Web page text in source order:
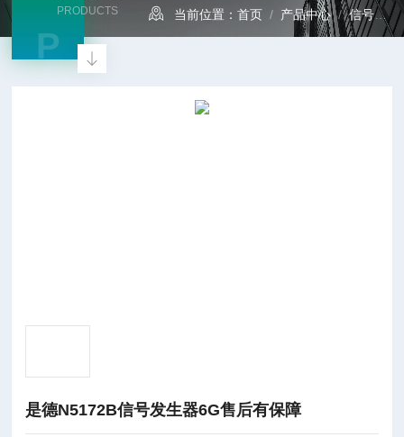
PRODUCTS
P
当前位置：首页 / 产品中心/信号发生器
是德N5172B信号发生器6G售后有保障